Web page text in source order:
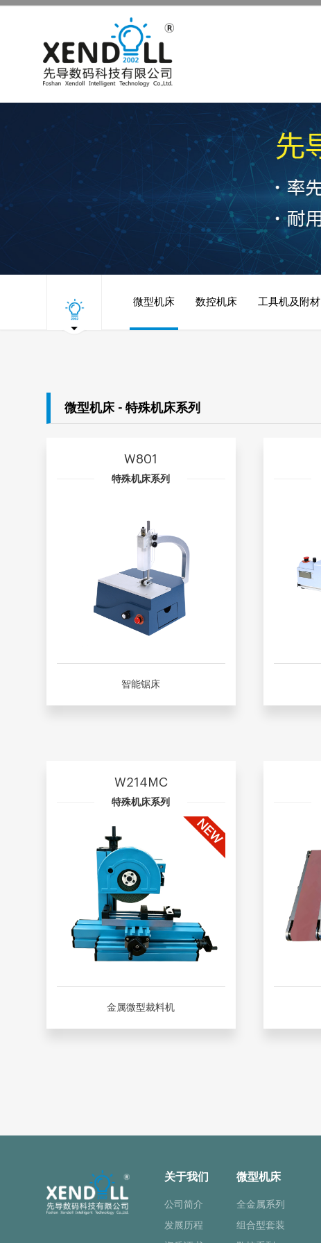
微型机床 数控机床 工具机及附材
微型机床 - 特殊机床系列
W801
特殊机床系列
智能锯床
W214MC
特殊机床系列
金属微型裁料机
关于我们
公司简介
发展历程
微型机床
全金属系列
组合型套装